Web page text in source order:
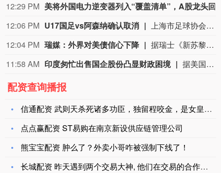
12:29 PM
12:06 PM U17国足vs阿森纳确认取消
上海市足球协会8月9日中午在微信公众号上发布公告，2026上海明日之星冠军杯男子组决赛取消。决赛对阵为中国男足U17对阵阿森纳U17，受台风影响，本场比赛现已确定取消，不延期进行。
12:04 PM 瑞媒：外界对美债信心下降
据瑞士《新苏黎世报》网站8月5日报道，截至2025年底，美国未偿国债规模达30.7万亿美元，相当于美国国内生产总值的95%左右。政府总债务甚至更高，占国内生产总值比例超过120%，但其中一部分并未在市场上流通，而是由美国联邦储备委员会（美联储）等机构持有。（参考消息）
11:58 AM 印度匆忙出售国企股份凸显财政困境 据美国消费者新闻与商业频道网站8月5日报道，印度政府今年一直急于出售其在国有企业的股份。到目前为止，该国已经减持了10家国有企业的股份，今年共筹集资金超过6200亿卢比（约合65亿美元）。当通胀压力和财政限制可能抑制政府支出时，印度很难保住全球增长最快的大型经济体的地位。报道称，但印度不能失去其经济增长优势，因为它正在争夺全球投资者的注意力。这些投资者已经把印度放在了次要位置，因为他们专注于人工智能驱动的业务，而这正是这个南亚国家的经济增长故事所缺失的。（参考消息）
配资查询播报
信通配资 武则天杀死诸多功臣，独留程咬金，是女皇仁慈？还是程
点点赢配资 ST易购在南京新设供应链管理公司
熊宝宝配资 肿么了？外卖小哥咋被强制下线了！
长城配资 昨天遇到两个交易大神, 他们在交易的合作和分工让我